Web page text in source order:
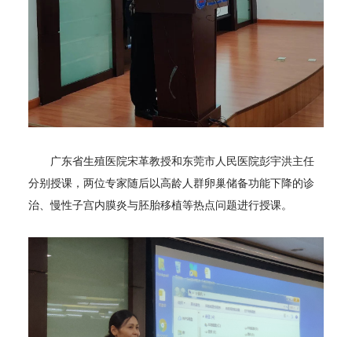
广东省生殖医院宋革教授和东莞市人民医院彭宇洪主任
分别授课，两位专家随后以高龄人群卵巢储备功能下降的诊
治、慢性子宫内膜炎与胚胎移植等热点问题进行授课。